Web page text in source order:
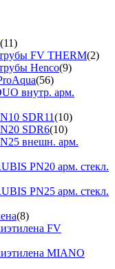
(11)
FV THERM(2)
Henco(9)
(56)
внутр. арм.
SDR11(10)
SDR6(10)
внешн. арм.
PN20 арм. стекл.
PN25 арм. стекл.
(8)
FV
MIANO